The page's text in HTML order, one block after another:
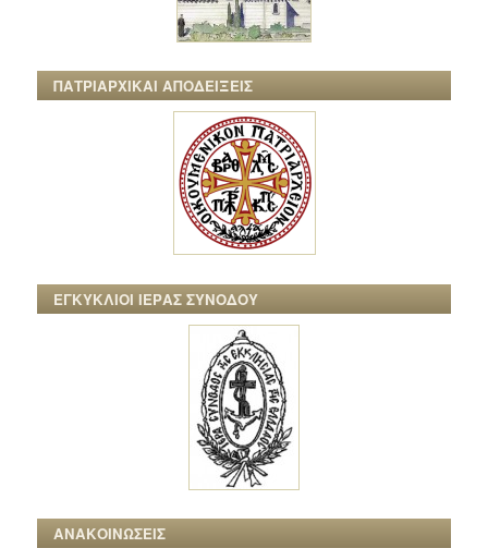
ΠΑΤΡΙΑΡΧΙΚΑΙ ΑΠΟΔΕΙΞΕΙΣ
ΕΓΚΥΚΛΙΟΙ ΙΕΡΑΣ ΣΥΝΟΔΟΥ
ΑΝΑΚΟΙΝΩΣΕΙΣ